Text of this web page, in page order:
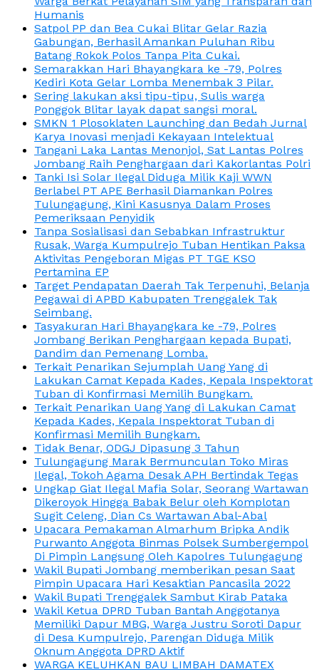
Humanis
Satpol PP dan Bea Cukai Blitar Gelar Razia
Gabungan, Berhasil Amankan Puluhan Ribu
Batang Rokok Polos Tanpa Pita Cukai.
Semarakkan Hari Bhayangkara ke -79, Polres
Kediri Kota Gelar Lomba Menembak 3 Pilar.
Sering lakukan aksi tipu-tipu, Sulis warga
Ponggok Blitar layak dapat sangsi moral.
SMKN 1 Plosoklaten Launching dan Bedah Jurnal
Karya Inovasi menjadi Kekayaan Intelektual
Tangani Laka Lantas Menonjol, Sat Lantas Polres
Jombang Raih Penghargaan dari Kakorlantas Polri
Tanki Isi Solar Ilegal Diduga Milik Kaji WWN
Berlabel PT APE Berhasil Diamankan Polres
Tulungagung, Kini Kasusnya Dalam Proses
Pemeriksaan Penyidik
Tanpa Sosialisasi dan Sebabkan Infrastruktur
Rusak, Warga Kumpulrejo Tuban Hentikan Paksa
Aktivitas Pengeboran Migas PT TGE KSO
Pertamina EP
Target Pendapatan Daerah Tak Terpenuhi, Belanja
Pegawai di APBD Kabupaten Trenggalek Tak
Seimbang.
Tasyakuran Hari Bhayangkara ke -79, Polres
Jombang Berikan Penghargaan kepada Bupati,
Dandim dan Pemenang Lomba.
Terkait Penarikan Sejumplah Uang Yang di
Lakukan Camat Kepada Kades, Kepala Inspektorat
Tuban di Konfirmasi Memilih Bungkam.
Terkait Penarikan Uang Yang di Lakukan Camat
Kepada Kades, Kepala Inspektorat Tuban di
Konfirmasi Memilih Bungkam.
Tidak Benar, ODGJ Dipasung 3 Tahun
Tulungagung Marak Bermunculan Toko Miras
Ilegal, Tokoh Agama Desak APH Bertindak Tegas
Ungkap Giat Ilegal Mafia Solar, Seorang Wartawan
Dikeroyok Hingga Babak Belur oleh Komplotan
Sugit Celeng, Dian Cs Wartawan Abal-Abal
Upacara Pemakaman Almarhum Bripka Andik
Purwanto Anggota Binmas Polsek Sumbergempol
Di Pimpin Langsung Oleh Kapolres Tulungagung
Wakil Bupati Jombang memberikan pesan Saat
Pimpin Upacara Hari Kesaktian Pancasila 2022
Wakil Bupati Trenggalek Sambut Kirab Pataka
Wakil Ketua DPRD Tuban Bantah Anggotanya
Memiliki Dapur MBG, Warga Justru Soroti Dapur
di Desa Kumpulrejo, Parengan Diduga Milik
Oknum Anggota DPRD Aktif
WARGA KELUHKAN BAU LIMBAH DAMATEX